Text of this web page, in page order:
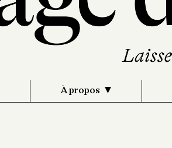
À propos